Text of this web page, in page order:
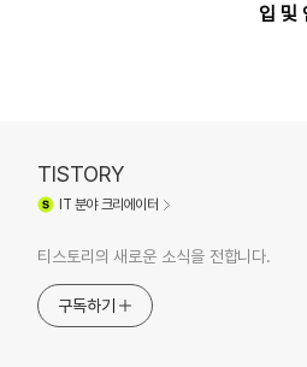
입 및
TISTORY
IT 분야 크리에이터
티스토리의 새로운 소식을 전합니다.
구독하기